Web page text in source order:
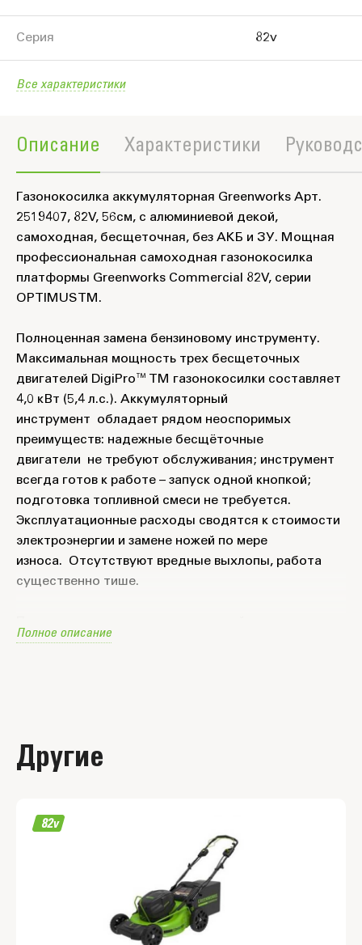
Серия 82v
Все характеристики
Описание Характеристики
Газонокосилка аккумуляторная Greenworks Арт.
2519407, 82V, 56см, с алюминиевой декой,
самоходная, бесщеточная, без АКБ и ЗУ. Мощная
профессиональная самоходная газонокосилка
платформы Greenworks Commercial 82V, серии
OPTIMUSTM.
Полноценная замена бензиновому инструменту.
Максимальная мощность трех бесщеточных
двигателей DigiPro™TM газонокосилки составляет
4,0 кВт (5,4 л.с.). Аккумуляторный
инструмент обладает рядом неоспоримых
преимуществ: надежные бесщёточные
двигатели не требуют обслуживания; инструмент
всегда готов к работе – запуск одной кнопкой;
подготовка топливной смеси не требуется.
Эксплуатационные расходы сводятся к стоимости
электроэнергии и замене ножей по мере
износа. Отсутствуют вредные выхлопы, работа
существенно тише.
Greenworks Intelligent Power, все компоненты
ОПТИМАЛЬНОЕ СКАШИВАНИЕ.
шириной 56 см. Толщина деки составляет 5 мм. Нож
деки имеет прямой привод от мощного
бесщеточного двигателя DigiPro™TM . В
зависимости от задачи можно выбрать частоту
вращения ножей: 2800 или 3000 об/мин или
Авторежим, при котором обороты стартуют с
Полное описание
Другие